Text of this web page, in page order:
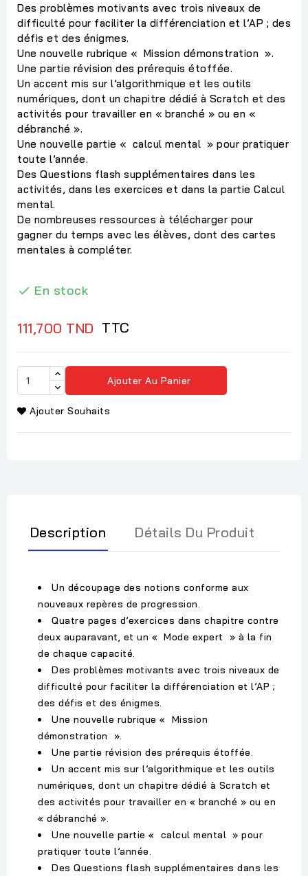
Des problèmes motivants avec trois niveaux de
difficulté pour faciliter la différenciation et l’AP ; des
défis et des énigmes.
Une nouvelle rubrique « Mission démonstration ».
Une partie révision des prérequis étoffée.
Un accent mis sur l’algorithmique et les outils
numériques, dont un chapitre dédié à Scratch et des
activités pour travailler en « branché » ou en «
débranché ».
Une nouvelle partie « calcul mental » pour pratiquer
toute l’année.
Des Questions flash supplémentaires dans les
activités, dans les exercices et dans la partie Calcul
mental.
De nombreuses ressources à télécharger pour
gagner du temps avec les élèves, dont des cartes
mentales à compléter.
 En stock
111,700 TND TTC
Ajouter Au Panier
Ajouter Souhaits
Description Détails Du Produit
Un découpage des notions conforme aux
nouveaux repères de progression.
Quatre pages d’exercices dans chapitre contre
deux auparavant, et un « Mode expert » à la fin
de chaque capacité.
Des problèmes motivants avec trois niveaux de
difficulté pour faciliter la différenciation et l’AP ;
des défis et des énigmes.
Une nouvelle rubrique « Mission
démonstration ».
Une partie révision des prérequis étoffée.
Un accent mis sur l’algorithmique et les outils
numériques, dont un chapitre dédié à Scratch et
des activités pour travailler en « branché » ou en
« débranché ».
Une nouvelle partie « calcul mental » pour
pratiquer toute l’année.
Des Questions flash supplémentaires dans les